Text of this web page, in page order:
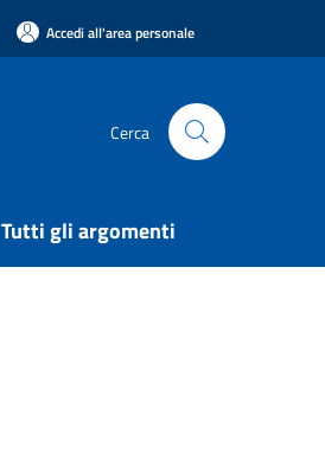
Accedi all'area personale
Cerca
Tutti gli argomenti